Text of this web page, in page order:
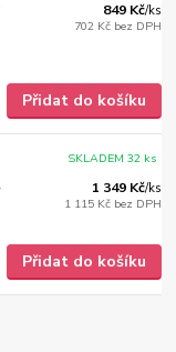
849 Kč/ks
702 Kč bez DPH
Přidat do košíku
1 349 Kč/ks
1 115 Kč bez DPH
SKLADEM 32 ks
Přidat do košíku